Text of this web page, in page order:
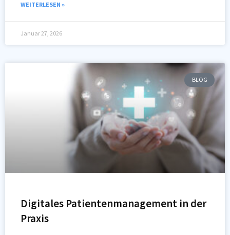
WEITERLESEN »
Januar 27, 2026
BLOG
Digitales Patientenmanagement in der
Praxis